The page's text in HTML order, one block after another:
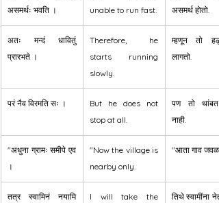
असमर्थः भवति ।
unable to run fast.
असमर्थ होतो.
अतः मन्दं धावितुं
प्रारभते ।
Therefore, he
starts running
slowly.
म्हणून तो
लागतो.
परं नैव विरमति सः ।
But he does not
stop at all.
पण तो थांबत
नाही.
"अधुना ग्रामः समीपे एव
।
"Now the village is
nearby only.
"आता गाव
तत्र स्वामिनं नयामि
I will take the
तिथे स्वामींना